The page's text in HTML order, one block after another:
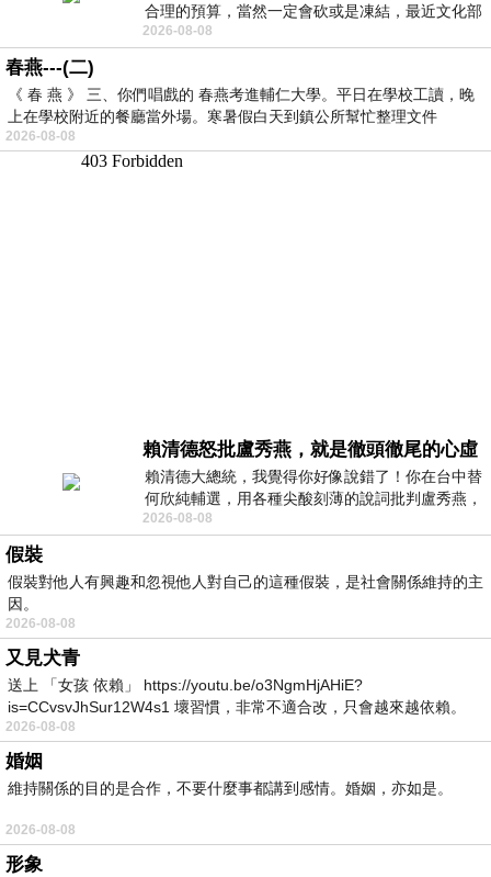
合理的預算，當然一定會砍或是凍結，最近文化部
要編列公視和Taiwan plus預算，在110年
2026-08-08
春燕---(二)
《 春 燕 》 三、你們唱戲的 春燕考進輔仁大學。平日在學校工讀，晚
上在學校附近的餐廳當外場。寒暑假白天到鎮公所幫忙整理文件
2026-08-08
賴清德怒批盧秀燕，就是徹頭徹尾的心虛
賴清德大總統，我覺得你好像說錯了！你在台中替
何欣純輔選，用各種尖酸刻薄的說詞批判盧秀燕，
罵她施政滿意度輸給陳其邁，甚至還說盧
2026-08-08
假裝
假裝對他人有興趣和忽視他人對自己的這種假裝，是社會關係維持的主
因。
2026-08-08
又見犬青
送上 「女孩 依賴」 https://youtu.be/o3NgmHjAHiE?
is=CCvsvJhSur12W4s1 壞習慣，非常不適合改，只會越來越依賴。
我害怕的
2026-08-08
婚姻
維持關係的目的是合作，不要什麼事都講到感情。婚姻，亦如是。
2026-08-08
形象